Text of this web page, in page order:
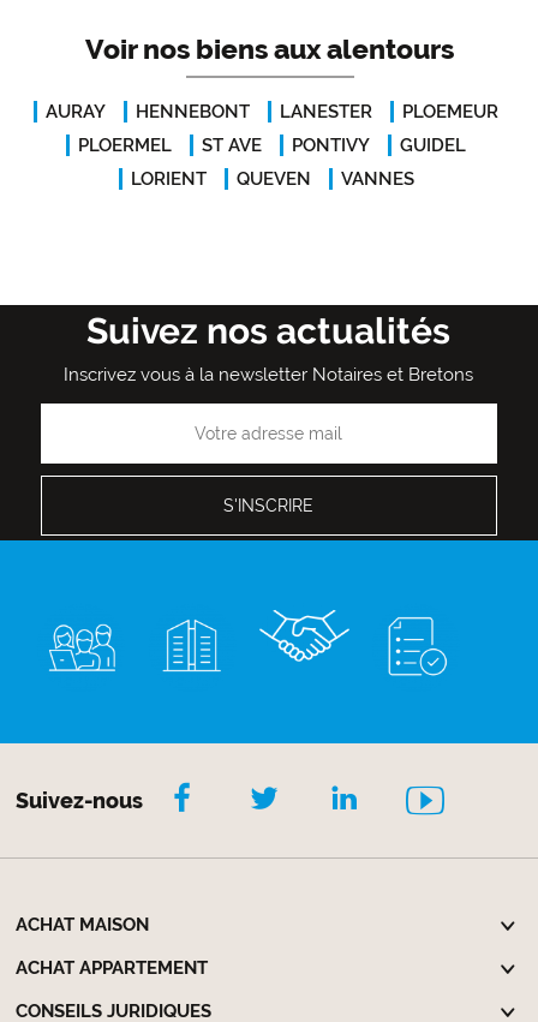
Voir nos biens aux alentours
AURAY HENNEBONT LANESTER
PLOEMEUR
PLOERMEL
ST AVE PONTIVY
GUIDEL
LORIENT
QUEVEN VANNES
Suivez nos actualités
Inscrivez vous à la newsletter Notaires et Bretons
Suivez-nous
ACHAT MAISON
ACHAT APPARTEMENT
CONSEILS JURIDIQUES